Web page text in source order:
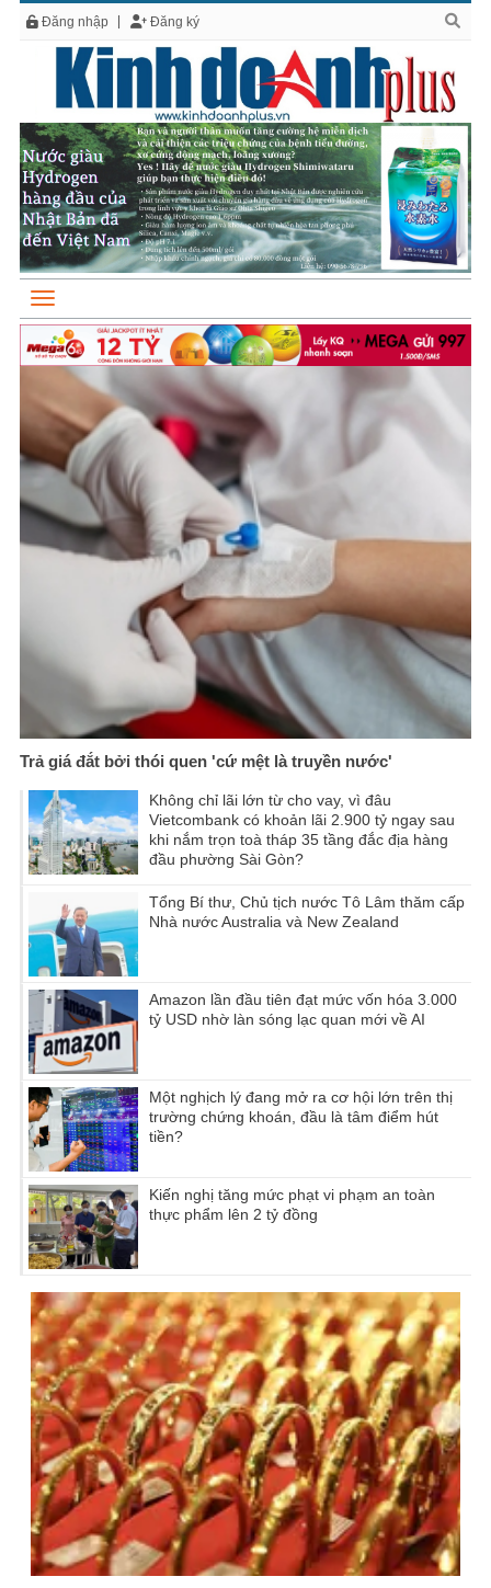
Đăng nhập Đăng ký
Trả giá đắt bởi thói quen 'cứ mệt là truyền nước'
Không chỉ lãi lớn từ cho vay, vì đâu
Vietcombank có khoản lãi 2.900 tỷ ngay sau
khi nắm trọn toà tháp 35 tầng đắc địa hàng
đầu phường Sài Gòn?
Tổng Bí thư, Chủ tịch nước Tô Lâm thăm cấp
Nhà nước Australia và New Zealand
Amazon lần đầu tiên đạt mức vốn hóa 3.000
tỷ USD nhờ làn sóng lạc quan mới về AI
Một nghịch lý đang mở ra cơ hội lớn trên thị
trường chứng khoán, đầu là tâm điểm hút
tiền?
Kiến nghị tăng mức phạt vi phạm an toàn
thực phẩm lên 2 tỷ đồng